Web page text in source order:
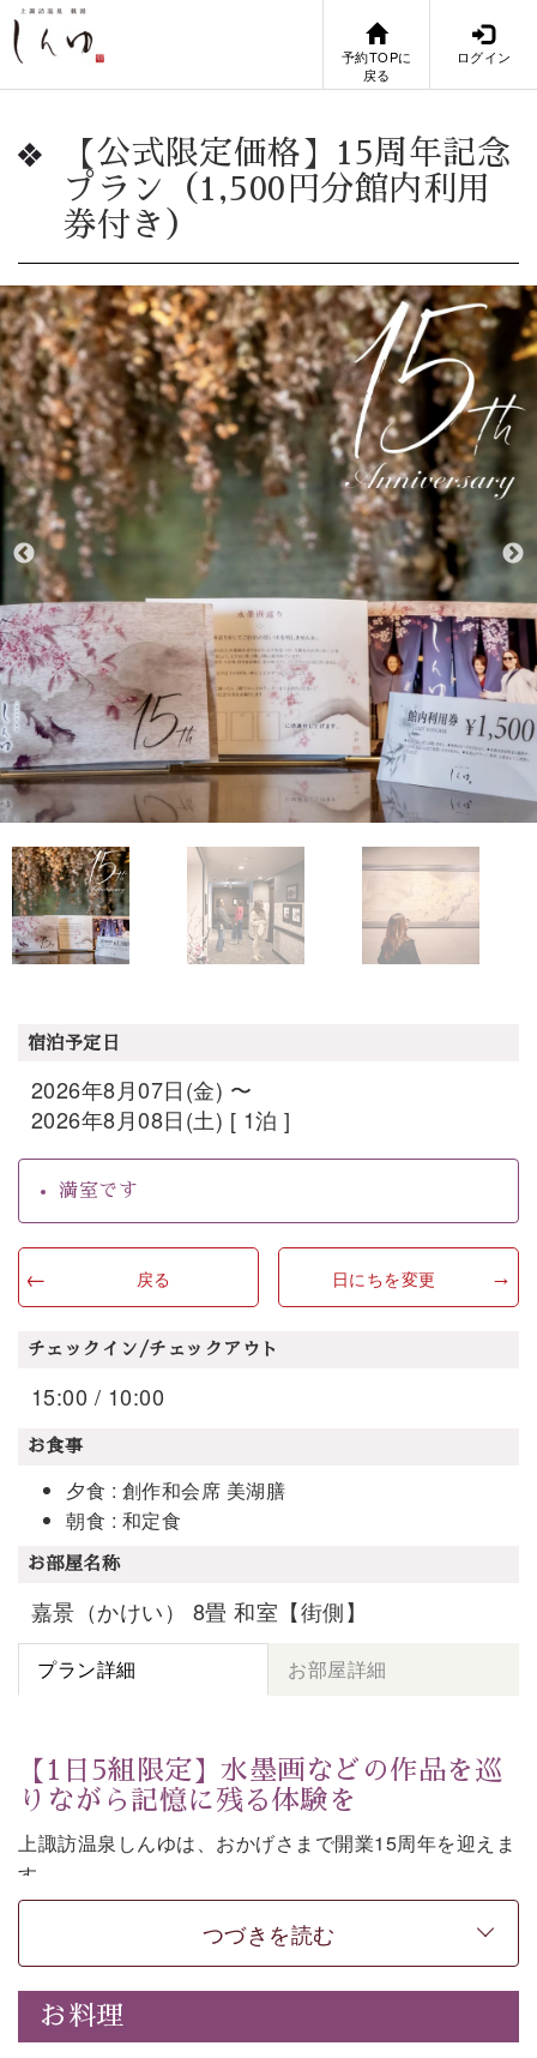
予約TOPに
戻る
ログイン
【公式限定価格】15周年記念
プラン（1,500円分館内利用
券付き）
宿泊予定日
2026年8月07日(金) 〜
2026年8月08日(土) [ 1泊 ]
満室です
戻る 日にちを変更
チェックイン/チェックアウト
15:00 / 10:00
お食事
夕食 : 創作和会席 美湖膳
朝食 : 和定食
お部屋名称
嘉景（かけい） 8畳 和室【街側】
プラン詳細 お部屋詳細
【1日5組限定】水墨画などの作品を巡
りながら記憶に残る体験を
上諏訪温泉しんゆは、おかげさまで開業15周年を迎えま
す。
皆様へ感謝の気持ちを込めて、1,500円分の館内利用券
など特別な特典がついた記念プランをご用意いたしまし
た。
七色に移ろう「月下の櫻」や水墨画などの意匠をしつら
つづきを読む
お料理